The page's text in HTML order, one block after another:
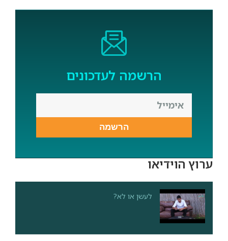
הרשמה לעדכונים
הרשמה
ערוץ הוידיאו
לעשן או לא?